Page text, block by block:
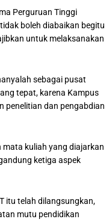
Perguruan Tinggi
boleh diabaikan begitu
untuk melaksanakan
sebagai pusat
tepat, karena Kampus
penelitian dan pengabdian
kuliah yang diajarkan
ketiga aspek
itu telah dilangsungkan,
mutu pendidikan